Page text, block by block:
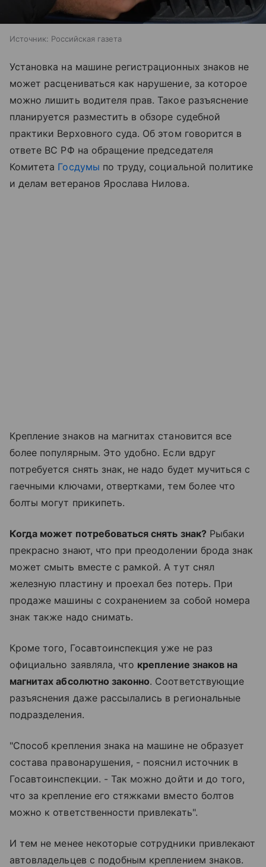
Источник: Российская газета
Установка на машине регистрационных знаков не
может расцениваться как нарушение, за которое
можно лишить водителя прав. Такое разъяснение
планируется разместить в обзоре судебной
практики Верховного суда. Об этом говорится в
ответе ВС РФ на обращение председателя
Комитета Госдумы по труду, социальной политике
и делам ветеранов Ярослава Нилова.
Крепление знаков на магнитах становится все
более популярным. Это удобно. Если вдруг
потребуется снять знак, не надо будет мучиться с
гаечными ключами, отвертками, тем более что
болты могут прикипеть.
Когда может потребоваться снять знак?Рыбаки
прекрасно знают, что при преодолении брода знак
может смыть вместе с рамкой. А тут снял
железную пластину и проехал без потерь. При
продаже машины с сохранением за собой номера
знак также надо снимать.
Кроме того, Госавтоинспекция уже не раз
официально заявляла, что крепление знаков на
магнитах абсолютно законно. Соответствующие
разъяснения даже рассылались в региональные
подразделения.
"Способ крепления знака на машине не образует
состава правонарушения, - пояснил источник в
Госавтоинспекции. - Так можно дойти и до того,
что за крепление его стяжками вместо болтов
можно к ответственности привлекать".
И тем не менее некоторые сотрудники привлекают
автовладельцев с подобным креплением знаков.